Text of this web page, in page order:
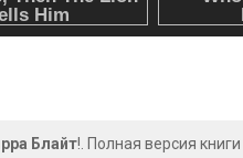
Блайт!. Полная версия